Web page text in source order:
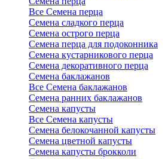
Все Семена перца
Семена сладкого перца
Семена острого перца
Семена перца для подоконника
Семена кустарникового перца
Семена декоративного перца
Семена баклажанов
Все Семена баклажанов
Семена ранних баклажанов
Семена капусты
Все Семена капусты
Семена белокочанной капусты
Семена цветной капусты
Семена капусты брокколи